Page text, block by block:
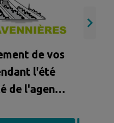
de vos
l'été